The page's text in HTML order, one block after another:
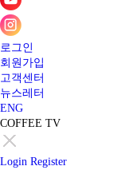
로그인
회원가입
고객센터
뉴스레터
ENG
COFFEE TV
Login Register